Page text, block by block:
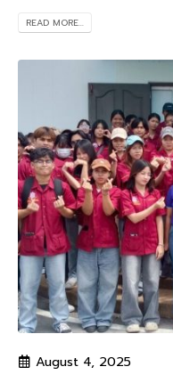
READ MORE...
August 4, 2025